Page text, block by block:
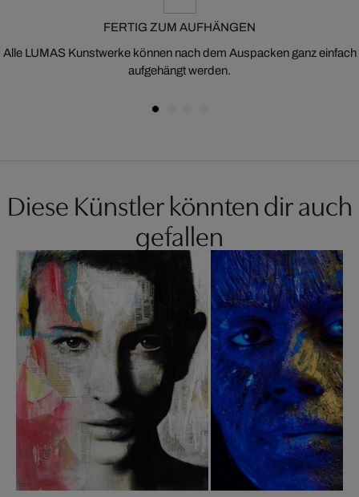
FERTIG ZUM AUFHÄNGEN
Alle LUMAS Kunstwerke können nach dem Auspacken ganz einfach
aufgehängt werden.
Diese Künstler könnten dir auch
gefallen